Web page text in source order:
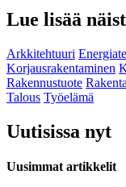
Lue lisää
Arkkitehtuuri
Korjausrakentaminen
Rakennustuote
Talous Työelämä
Uutisissa nyt
Uusimmat artikkelit